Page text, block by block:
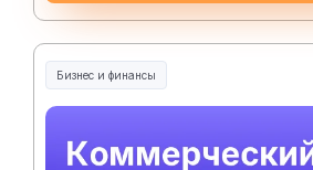
Бизнес и финансы